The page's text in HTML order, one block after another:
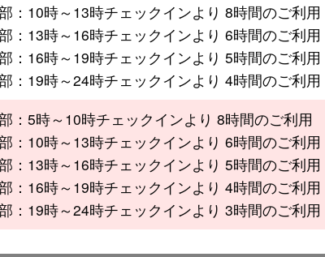
：10時～13時チェックインより 8時間のご利用
：13時～16時チェックインより 6時間のご利用
：16時～19時チェックインより 5時間のご利用
：19時～24時チェックインより 4時間のご利用
：5時～10時チェックインより 8時間のご利用
：10時～13時チェックインより 6時間のご利用
：13時～16時チェックインより 5時間のご利用
：16時～19時チェックインより 4時間のご利用
：19時～24時チェックインより 3時間のご利用